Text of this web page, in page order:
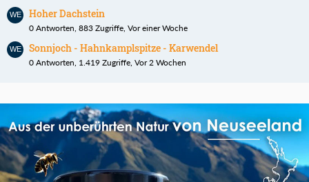
Hoher Dachstein
0 Antworten, 883 Zugriffe, Vor einer Woche
Sonnjoch - Hahnkamplspitze - Karwendel
0 Antworten, 1.419 Zugriffe, Vor 2 Wochen